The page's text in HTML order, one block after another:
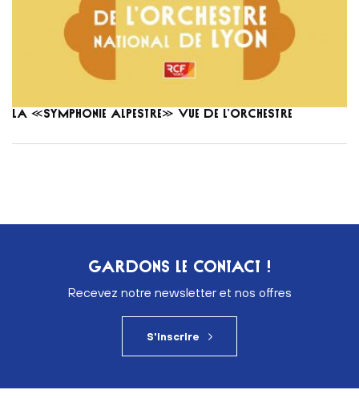
La «Symphonie alpestre» vue de l’orchestre
GARDONS LE CONTACT !
Recevez notre newsletter et nos offres
S'inscrire